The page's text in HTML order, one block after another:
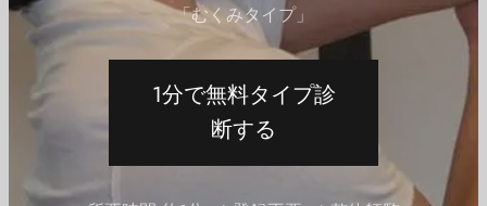
「むくみタイプ」
1分で無料タイプ診
断する
#lying-leg-curl
LINE 健康相談 — 他のAIと、ここが違う
整体師のAIに相談してみましょう